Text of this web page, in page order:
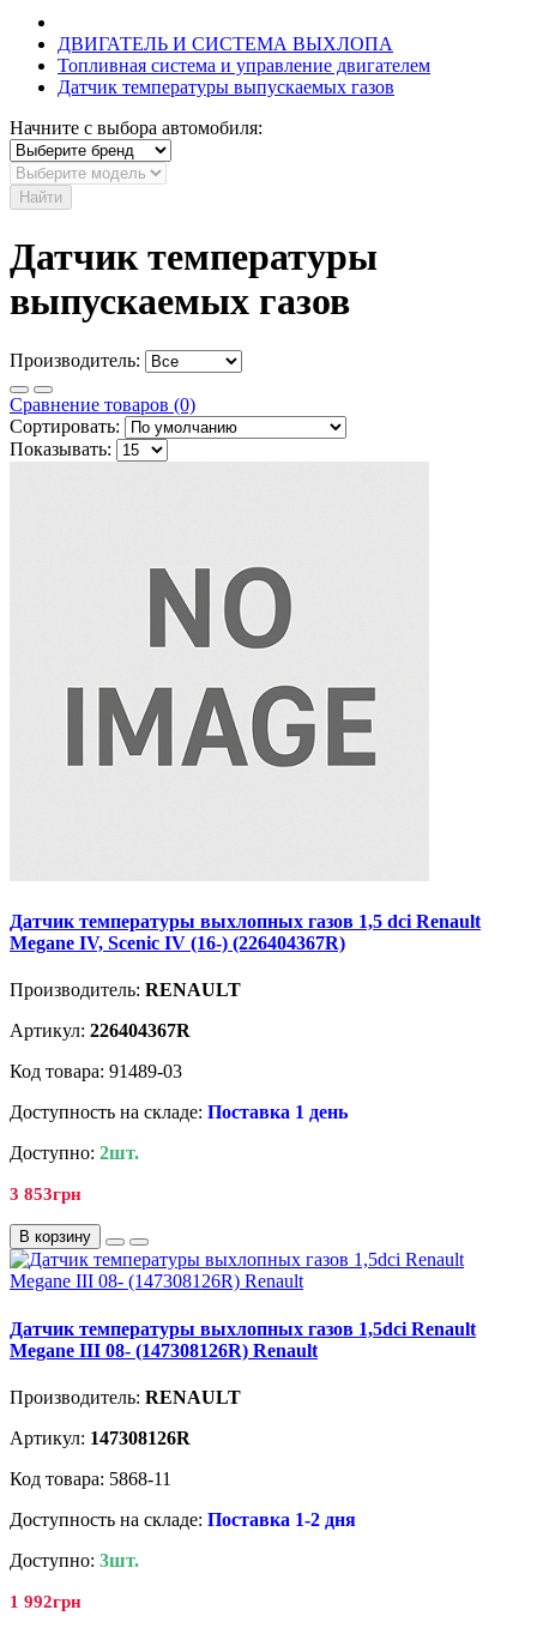
ДВИГАТЕЛЬ И СИСТЕМА ВЫХЛОПА
Топливная система и управление двигателем
Датчик температуры выпускаемых газов
Начните с выбора автомобиля:
Найти
Датчик температуры
выпускаемых газов
Производитель:
Сравнение товаров (0)
Сортировать:
Показывать:
Датчик температуры выхлопных газов 1,5 dci Renault
Megane IV, Scenic IV (16-) (226404367R)
Производитель: RENAULT
Артикул: 226404367R
Код товара: 91489-03
Доступность на складе: Поставка 1 день
Доступно: 2шт.
3 853грн
В корзину
Датчик температуры выхлопных газов 1,5dci Renault
Megane III 08- (147308126R) Renault
Производитель: RENAULT
Артикул: 147308126R
Код товара: 5868-11
Доступность на складе: Поставка 1-2 дня
Доступно: 3шт.
1 992грн